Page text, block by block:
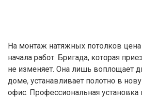
На монтаж натяжных потолков
начала работ. Бригада, которая
не изменяет. Она лишь воплощает
доме, устанавливает полотно в
офис. Профессиональная установка